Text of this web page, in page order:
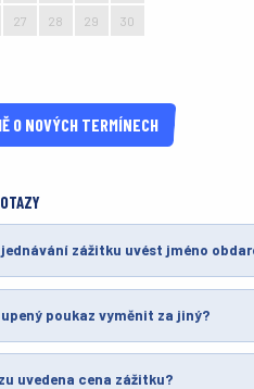
27 28 29 30
O NOVÝCH TERMÍNECH
zážitku uvést jméno
poukaz vyměnit za jiný?
uvedena cena zážitku?